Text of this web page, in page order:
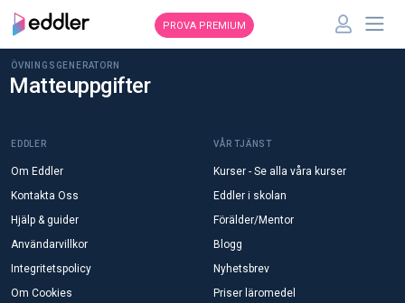
PROVA PREMIUM
ÖVNINGSGENERATORN
Matteuppgifter
EDDLER
Om Eddler
Kontakta Oss
Hjälp & guider
Användarvillkor
Integritetspolicy
Om Cookies
VÅR TJÄNST
Kurser - Se alla våra kurser
Eddler i skolan
Förälder/Mentor
Blogg
Nyhetsbrev
Priser läromedel